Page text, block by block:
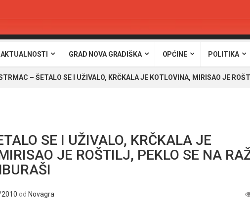
AKTUALNOSTI GRAD NOVA GRADIŠKA OPĆINE POLITIKA
– ŠETALO SE I UŽIVALO, KRČKALA JE KOTLOVINA, MIRISAO JE
SE I UŽIVALO, KRČKALA JE
JE ROŠTILJ, PEKLO SE NA
od Novagra